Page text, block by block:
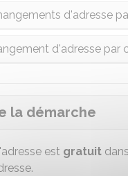
d'adresse
d'adresse par
la démarche
est gratuit